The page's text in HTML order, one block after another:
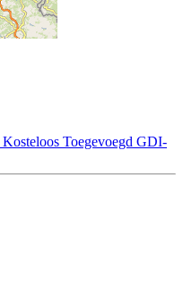
Kosteloos Toegevoegd GDI-